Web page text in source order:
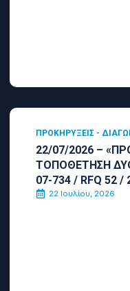
ΠΡΟΚΗΡΎΞΕΙΣ -
22/07/2026 –
ΤΟΠΟΘΕΤΗΣΗ
07-734 / RFQ 52 /
22 Ιουλίου, 2026